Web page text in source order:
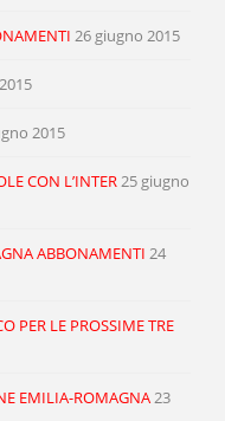
26 giugno 2015
2015
CON L’INTER25 giugno
ABBONAMENTI 24
PER LE PROSSIME TRE
EMILIA-ROMAGNA23